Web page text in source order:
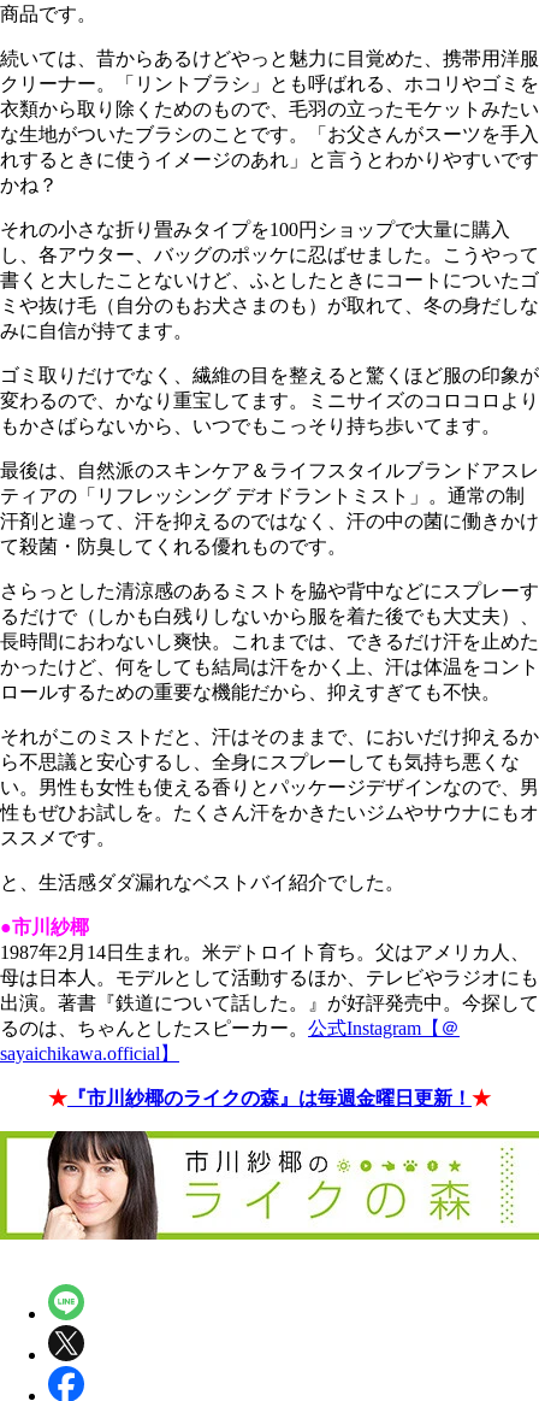
商品です。
続いては、昔からあるけどやっと魅力に目覚めた、携帯用洋服
クリーナー。「リントブラシ」とも呼ばれる、ホコリやゴミを
衣類から取り除くためのもので、毛羽の立ったモケットみたい
な生地がついたブラシのことです。「お父さんがスーツを手入
れするときに使うイメージのあれ」と言うとわかりやすいです
かね？
それの小さな折り畳みタイプを100円ショップで大量に購入
し、各アウター、バッグのポッケに忍ばせました。こうやって
書くと大したことないけど、ふとしたときにコートについたゴ
ミや抜け毛（自分のもお犬さまのも）が取れて、冬の身だしな
みに自信が持てます。
ゴミ取りだけでなく、繊維の目を整えると驚くほど服の印象が
変わるので、かなり重宝してます。ミニサイズのコロコロより
もかさばらないから、いつでもこっそり持ち歩いてます。
最後は、自然派のスキンケア＆ライフスタイルブランドアスレ
ティアの「リフレッシング デオドラントミスト」。通常の制
汗剤と違って、汗を抑えるのではなく、汗の中の菌に働きかけ
て殺菌・防臭してくれる優れものです。
さらっとした清涼感のあるミストを脇や背中などにスプレーす
るだけで（しかも白残りしないから服を着た後でも大丈夫）、
長時間におわないし爽快。これまでは、できるだけ汗を止めた
かったけど、何をしても結局は汗をかく上、汗は体温をコント
ロールするための重要な機能だから、抑えすぎても不快。
それがこのミストだと、汗はそのままで、においだけ抑えるか
ら不思議と安心するし、全身にスプレーしても気持ち悪くな
い。男性も女性も使える香りとパッケージデザインなので、男
性もぜひお試しを。たくさん汗をかきたいジムやサウナにもオ
ススメです。
と、生活感ダダ漏れなベストバイ紹介でした。
●市川紗椰
1987年2月14日生まれ。米デトロイト育ち。父はアメリカ人、
母は日本人。モデルとして活動するほか、テレビやラジオにも
出演。著書『鉄道について話した。』が好評発売中。今探して
るのは、ちゃんとしたスピーカー。 公式Instagram【＠
sayaichikawa.official】
★ 『市川紗椰のライクの森』は毎週金曜日更新！ ★